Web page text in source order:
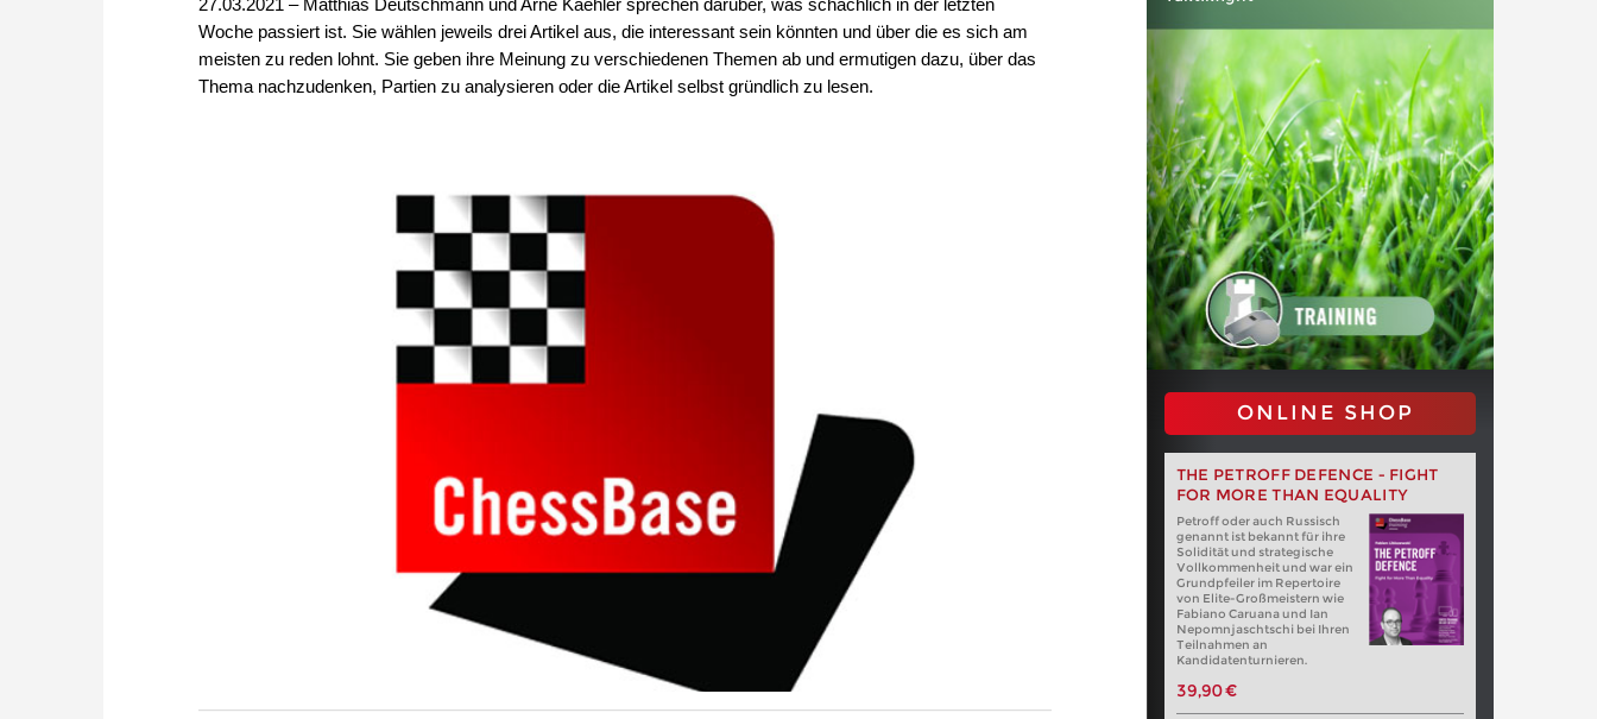
Woche passiert ist. Sie wählen jeweils drei Artikel aus, die interessant sein könnten und über die es sich am
meisten zu reden lohnt. Sie geben ihre Meinung zu verschiedenen Themen ab und ermutigen dazu, über das
Thema nachzudenken, Partien zu analysieren oder die Artikel selbst gründlich zu lesen.
ONLINE SHOP
THE PETROFF DEFENCE - FIGHT
FOR MORE THAN EQUALITY
Petroff oder auch Russisch
genannt ist bekannt für ihre
Solidität und strategische
Vollkommenheit und war ein
Grundpfeiler im Repertoire
von Elite-Großmeistern wie
Fabiano Caruana und Ian
Nepomnjaschtschi bei Ihren
Teilnahmen an
Kandidatenturnieren.
39,90 €